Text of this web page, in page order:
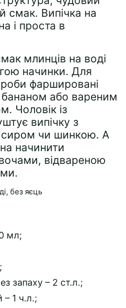
смак. Випічка на
і проста в
млинців на воді
начинки. Для
фаршировані
або вареним
Чоловік із
випічку з
чи шинкою. А
начинити
відвареною
мл;
запаху – 2 ст.л.;
– 1 ч.л.;